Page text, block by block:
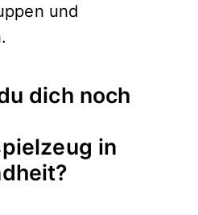
und
dich noch
in